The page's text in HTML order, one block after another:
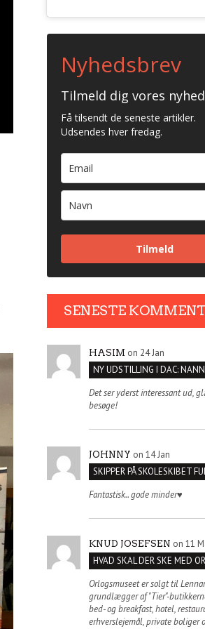
Nyhedsbrev
Tilmeld dig vores
Få tilsendt de seneste artikler.
Udsendes hver fredag.
Tilmeld
SENESTE
HASIM on 24 Jan
Det ser yderst interessant ud,
besøge!
JOHNNY on 14 Jan
SKIPPER PÅ SKOLESKIBET
Fantastisk.. gode minder♥️
KNUD JOSEFSEN on 11
Orlogsmuseet er solgt til
grundlægger af "Tier"-
bed- og breakfast, hotel,
erhverslejemål, private boliger